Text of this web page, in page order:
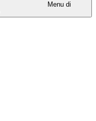
Menu di